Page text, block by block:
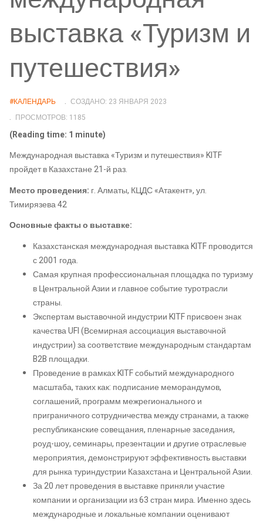
выставка «Туризм и
путешествия»
#КАЛЕНДАРЬ
СОЗДАНО: 23 ЯНВАРЯ 2023
ПРОСМОТРОВ: 1185
(Reading time: 1 minute)
Международная выставка «Туризм и путешествия» KITF
пройдет в Казахстане 21-й раз.
Место проведения: г. Алматы, КЦДС «Атакент», ул.
Тимирязева 42
Основные факты о выставке:
Казахстанская международная выставка KITF проводится
с 2001 года.
Самая крупная профессиональная площадка по туризму
в Центральной Азии и главное событие туротрасли
страны.
Экспертам выставочной индустрии KITF присвоен знак
качества UFI (Всемирная ассоциация выставочной
индустрии) за соответствие международным стандартам
B2B площадки.
Проведение в рамках KITF событий международного
масштаба, таких как: подписание меморандумов,
соглашений, программ межрегионального и
приграничного сотрудничества между странами, а также
республиканские совещания, пленарные заседания,
роуд-шоу, семинары, презентации и другие отраслевые
мероприятия, демонстрируют эффективность выставки
для рынка туриндустрии Казахстана и Центральной Азии.
За 20 лет проведения в выставке приняли участие
компании и организации из 63 стран мира. Именно здесь
международные и локальные компании оценивают